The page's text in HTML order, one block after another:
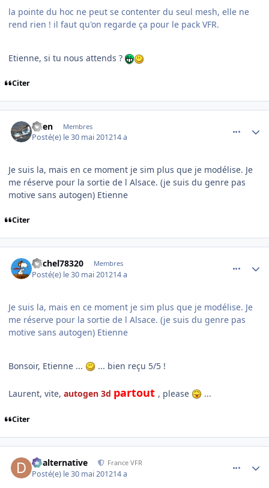
la pointe du hoc ne peut se contenter du seul mesh, elle ne
rend rien ! il faut qu'on regarde ça pour le pack VFR.
Etienne, si tu nous attends ?
Citer
etien Membres
Posté(e) le 30 mai 201214 a
Je suis la, mais en ce moment je sim plus que je modélise. Je
me réserve pour la sortie de l Alsace. (je suis du genre pas
motive sans autogen) Etienne
Citer
michel78320 Membres
Posté(e) le 30 mai 201214 a
Je suis la, mais en ce moment je sim plus que je modélise. Je
me réserve pour la sortie de l Alsace. (je suis du genre pas
motive sans autogen) Etienne
Bonsoir, Etienne ... ... bien reçu 5/5 !
Laurent, vite, autogen 3d partout , please ...
Citer
dbalternative France VFR
Posté(e) le 30 mai 201214 a